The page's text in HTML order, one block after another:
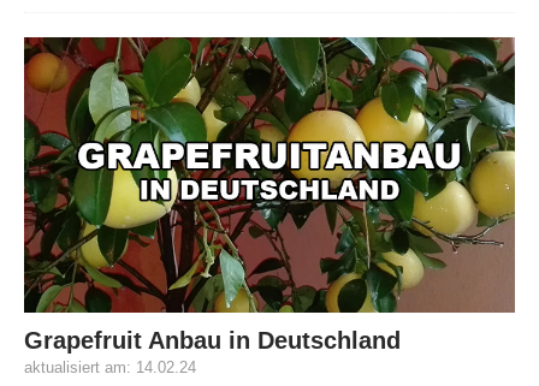
Grapefruit Anbau in Deutschland
aktualisiert am: 14.02.24